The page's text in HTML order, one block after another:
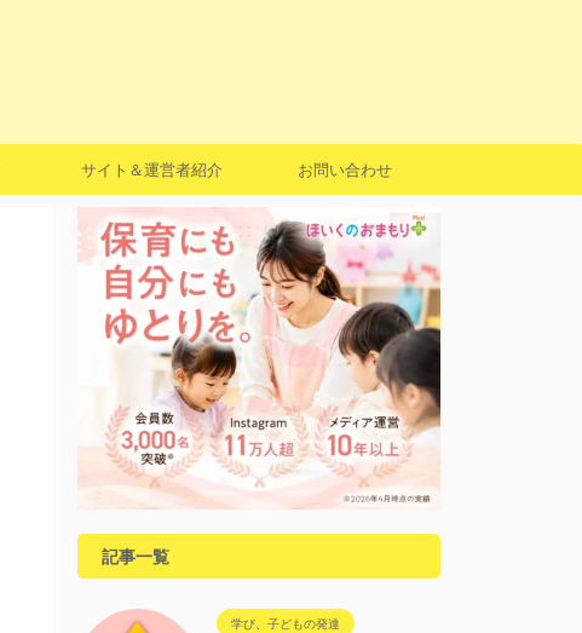
サイト＆運営者紹介 お問い合わせ
記事一覧
学び、子どもの発達